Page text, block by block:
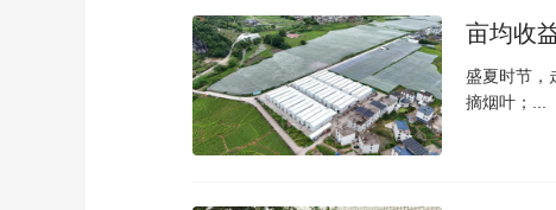
亩均收
盛夏时节，
摘烟叶；...